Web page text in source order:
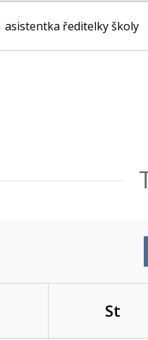
asistentka ředitelky školy
St